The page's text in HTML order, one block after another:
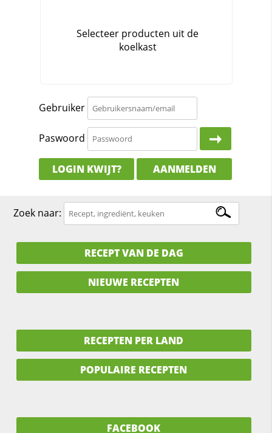
Gebruiker
Paswoord
LOGIN KWIJT? AANMELDEN
Zoek naar:
RECEPT VAN DE DAG
NIEUWE RECEPTEN
RECEPTEN PER LAND
POPULAIRE RECEPTEN
FACEBOOK